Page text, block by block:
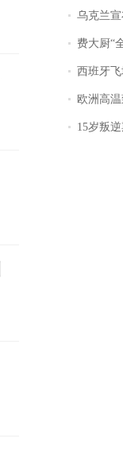
乌克兰宣布对
费大厨“全国
西班牙飞地休达边境
欧洲高温
15岁叛逆期女儿对爸爸说“